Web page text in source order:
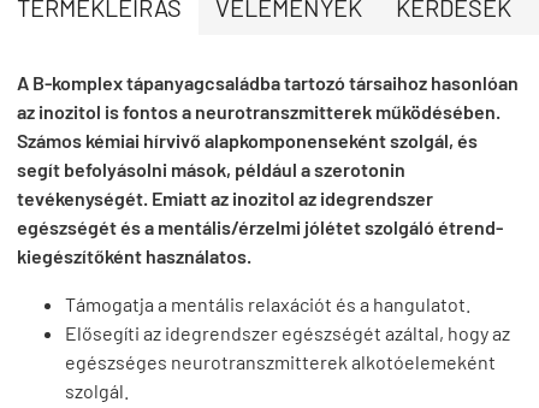
TERMÉKLEÍRÁS VÉLEMÉNYEK KÉRDÉSEK
A B-komplex tápanyagcsaládba tartozó társaihoz hasonlóan
az inozitol is fontos a neurotranszmitterek működésében.
Számos kémiai hírvivő alapkomponenseként szolgál, és
segít befolyásolni mások, például a szerotonin
tevékenységét. Emiatt az inozitol az idegrendszer
egészségét és a mentális/érzelmi jólétet szolgáló étrend-
kiegészítőként használatos.
Támogatja a mentális relaxációt és a hangulatot.
Elősegíti az idegrendszer egészségét azáltal, hogy az
egészséges neurotranszmitterek alkotóelemeként
szolgál.